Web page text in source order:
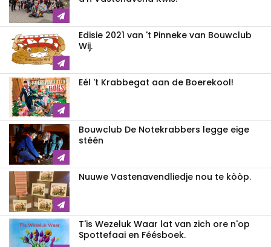
Edisie 2021 van 't Pinneke van Bouwclub
Wij.
Eél 't Krabbegat aan de Boerekool!
Bouwclub De Notekrabbers legge eige
stéén
Nuuwe Vastenavendliedje nou te kòòp.
T'is Wezeluk Waar lat van zich ore n'op
Spottefaai en Féésboek.